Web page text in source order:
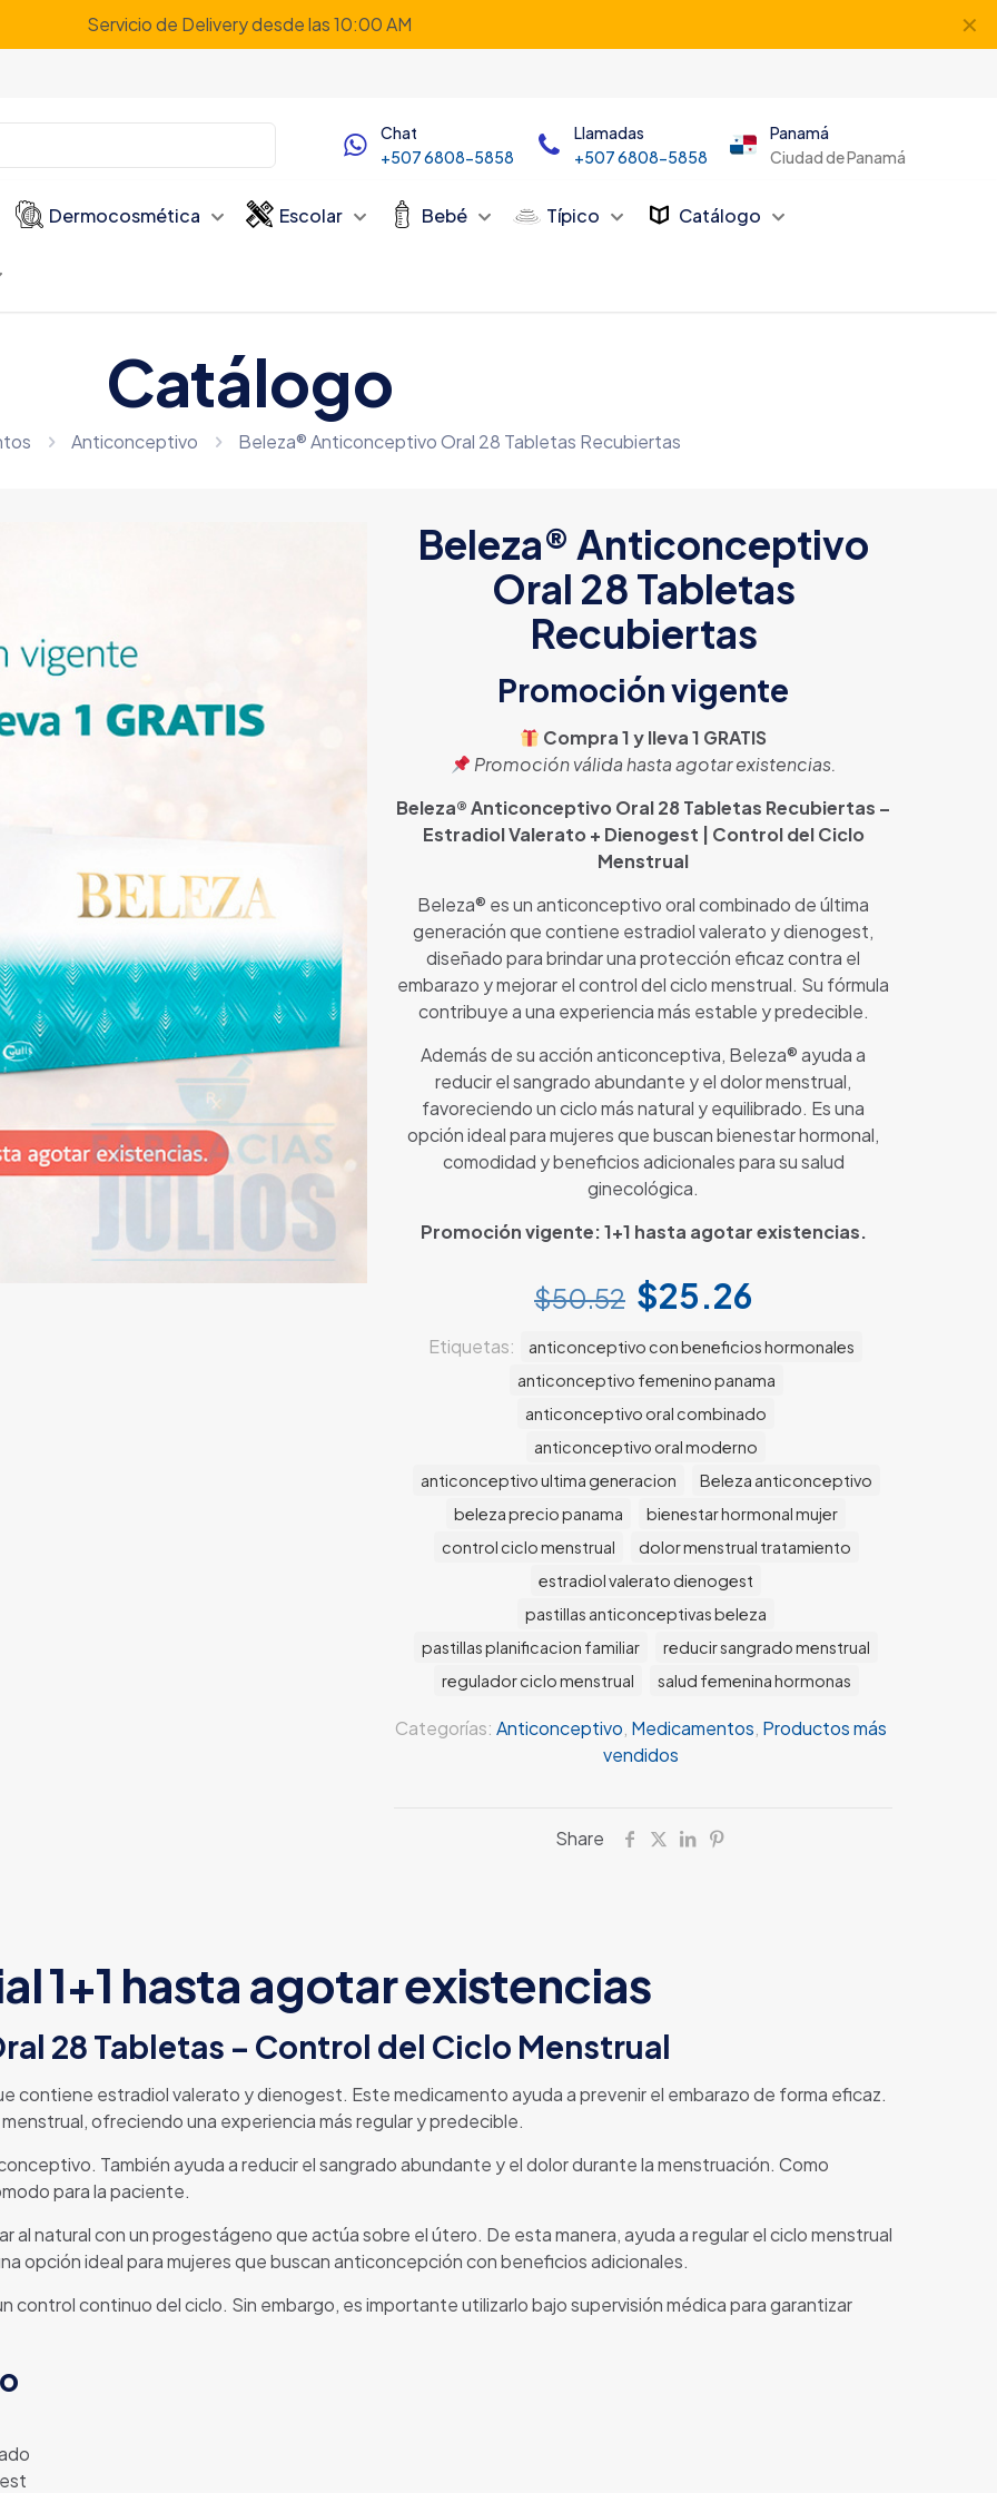
Servicio de Delivery desde las 10:00 AM ✕
Chat
+507 6808-5858
Llamadas
+507 6808-5858
Panamá
Ciudad de Panamá
Dermocosmética Escolar Bebé Típico Catálogo
Catálogo
Anticonceptivo Beleza® Anticonceptivo Oral 28 Tabletas Recubiertas
Beleza® Anticonceptivo
Oral 28 Tabletas
Recubiertas
Promoción vigente
Compra 1 y lleva 1 GRATIS
Promoción válida hasta agotar existencias.
Beleza® Anticonceptivo Oral 28 Tabletas Recubiertas –
Estradiol Valerato + Dienogest | Control del Ciclo
Menstrual
Beleza® es un anticonceptivo oral combinado de última
generación que contiene estradiol valerato y dienogest,
diseñado para brindar una protección eficaz contra el
embarazo y mejorar el control del ciclo menstrual. Su fórmula
contribuye a una experiencia más estable y predecible.
Además de su acción anticonceptiva, Beleza® ayuda a
reducir el sangrado abundante y el dolor menstrual,
favoreciendo un ciclo más natural y equilibrado. Es una
opción ideal para mujeres que buscan bienestar hormonal,
comodidad y beneficios adicionales para su salud
ginecológica.
Promoción vigente: 1+1 hasta agotar existencias.
$50.52 El
original
era:
$50.52.
$25.26
actual
es:
$25.26.
Categorías: Anticonceptivo Medicamentos Productos más
vendidos
Etiquetas:
anticonceptivo con beneficios hormonales
anticonceptivo femenino panama
anticonceptivo oral combinado
anticonceptivo oral moderno
anticonceptivo ultima generacion
Beleza anticonceptivo
beleza precio panama
bienestar hormonal mujer
control ciclo menstrual
dolor menstrual tratamiento
estradiol valerato dienogest
pastillas anticonceptivas beleza
pastillas planificacion familiar
reducir sangrado menstrual
regulador ciclo menstrual
salud femenina hormonas
Share
1+1 hasta agotar existencias
28 Tabletas – Control del Ciclo Menstrual
contiene estradiol valerato y dienogest. Este medicamento ayuda a prevenir el embarazo de forma eficaz.
ofreciendo una experiencia más regular y predecible.
También ayuda a reducir el sangrado abundante y el dolor durante la menstruación. Como
para la paciente.
al natural con un progestágeno que actúa sobre el útero. De esta manera, ayuda a regular el ciclo menstrual
opción ideal para mujeres que buscan anticoncepción con beneficios adicionales.
control continuo del ciclo. Sin embargo, es importante utilizarlo bajo supervisión médica para garantizar